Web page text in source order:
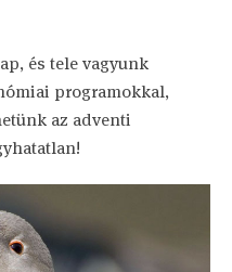
és tele vagyunk
programokkal,
az adventi